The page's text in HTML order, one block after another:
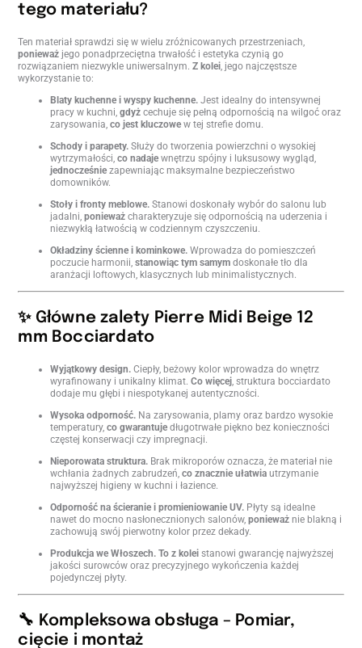
tego materiału?
Ten materiał sprawdzi się w wielu zróżnicowanych przestrzeniach,
ponieważ jego ponadprzeciętna trwałość i estetyka czynią go
rozwiązaniem niezwykle uniwersalnym.Z kolei , jego najczęstsze
wykorzystanie to:
Blaty kuchenne i wyspy kuchenne. Jest idealny do intensywnej
pracy w kuchni,gdyż cechuje się pełną odpornością na wilgoć oraz
zarysowania,co jest kluczowe w tej strefie domu.
Schody i parapety. Służy do tworzenia powierzchni o wysokiej
wytrzymałości,co nadaje wnętrzu spójny i luksusowy wygląd,
jednocześnie zapewniając maksymalne bezpieczeństwo
domowników.
Stoły i fronty meblowe. Stanowi doskonały wybór do salonu lub
jadalni,ponieważ charakteryzuje się odpornością na uderzenia i
niezwykłą łatwością w codziennym czyszczeniu.
Okładziny ścienne i kominkowe. Wprowadza do pomieszczeń
poczucie harmonii,stanowiąc tym samym doskonałe tło dla
aranżacji loftowych, klasycznych lub minimalistycznych.
✨ Główne zalety Pierre Midi Beige 12
mm Bocciardato
Wyjątkowy design. Ciepły, beżowy kolor wprowadza do wnętrz
wyrafinowany i unikalny klimat.Co więcej , struktura bocciardato
dodaje mu głębi i niespotykanej autentyczności.
Wysoka odporność. Na zarysowania, plamy oraz bardzo wysokie
temperatury,co gwarantuje długotrwałe piękno bez konieczności
częstej konserwacji czy impregnacji.
Nieporowata struktura. Brak mikroporów oznacza, że materiał nie
wchłania żadnych zabrudzeń,co znacznie ułatwia utrzymanie
najwyższej higieny w kuchni i łazience.
Odporność na ścieranie i promieniowanie UV. Płyty są idealne
nawet do mocno nasłonecznionych salonów,ponieważ nie blakną i
zachowują swój pierwotny kolor przez dekady.
Produkcja we Włoszech. To z kolei stanowi gwarancję najwyższej
jakości surowców oraz precyzyjnego wykończenia każdej
pojedynczej płyty.
🔧 Kompleksowa obsługa – Pomiar,
cięcie i montaż